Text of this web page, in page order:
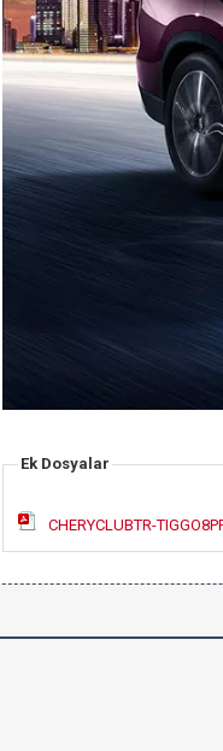
Ek Dosyalar
CHERYCLUBTR-